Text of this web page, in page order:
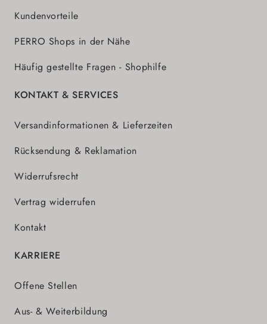
Kundenvorteile
PERRO Shops in der Nähe
Häufig gestellte Fragen - Shophilfe
KONTAKT & SERVICES
Versandinformationen & Lieferzeiten
Rücksendung & Reklamation
Widerrufsrecht
Vertrag widerrufen
Kontakt
KARRIERE
Offene Stellen
Aus- & Weiterbildung